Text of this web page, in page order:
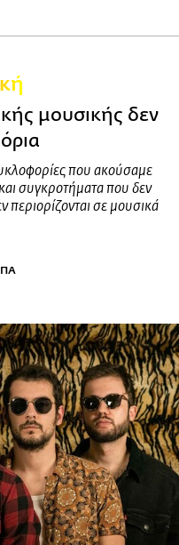
μουσικής δεν
που ακούσαμε
συγκροτήματα που δεν
περιορίζονται σε μουσικά